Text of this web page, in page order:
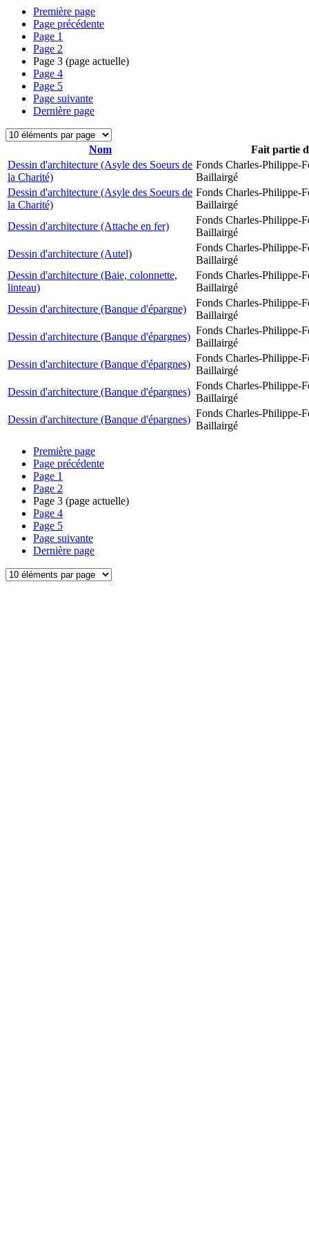
Première page
Page précédente
Page 1
Page 2
Page 3 (page actuelle)
Page 4
Page 5
Page suivante
Dernière page
Nom
Fait partie
Dessin d'architecture (Asyle des Soeurs de
la Charité)
Fonds Charles-Philippe-
Baillairgé
Dessin d'architecture (Asyle des Soeurs de
la Charité)
Fonds Charles-Philippe-
Baillairgé
Dessin d'architecture (Attache en fer)
Fonds Charles-Philippe-
Baillairgé
Dessin d'architecture (Autel)
Fonds Charles-Philippe-
Baillairgé
Dessin d'architecture (Baie, colonnette,
linteau)
Fonds Charles-Philippe-
Baillairgé
Dessin d'architecture (Banque d'épargne)
Fonds Charles-Philippe-
Baillairgé
Dessin d'architecture (Banque d'épargnes)
Fonds Charles-Philippe-
Baillairgé
Dessin d'architecture (Banque d'épargnes)
Fonds Charles-Philippe-
Baillairgé
Dessin d'architecture (Banque d'épargnes)
Fonds Charles-Philippe-
Baillairgé
Dessin d'architecture (Banque d'épargnes)
Fonds Charles-Philippe-
Baillairgé
Première page
Page précédente
Page 1
Page 2
Page 3 (page actuelle)
Page 4
Page 5
Page suivante
Dernière page